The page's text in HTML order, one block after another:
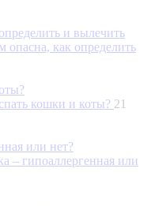
опасна, как определить
кошки и коты? 21
– гипоаллергенная или